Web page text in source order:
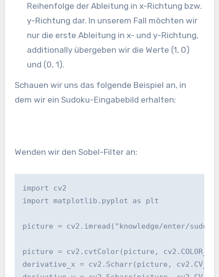
Reihenfolge der Ableitung in x-Richtung bzw.
y-Richtung dar. In unserem Fall möchten wir
nur die erste Ableitung in x- und y-Richtung,
additionally übergeben wir die Werte (1, 0)
und (0, 1).
Schauen wir uns das folgende Beispiel an, in
dem wir ein Sudoku-Eingabebild erhalten:
Wenden wir den Sobel-Filter an:
import cv2
import matplotlib.pyplot as plt
picture = cv2.imread("knowledge/enter/
picture = cv2.cvtColor(picture,
derivative_x = cv2.Scharr(picture,